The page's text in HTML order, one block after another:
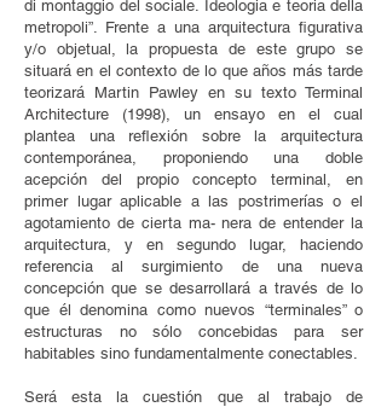
di montaggio del sociale. Ideologia e teoria della
metropoli”. Frente a una arquitectura figurativa
y/o objetual, la propuesta de este grupo se
situará en el contexto de lo que años más tarde
teorizará Martin Pawley en su texto Terminal
Architecture (1998), un ensayo en el cual
plantea una reflexión sobre la arquitectura
contemporánea, proponiendo una doble
acepción del propio concepto terminal, en
primer lugar aplicable a las postrimerías o el
agotamiento de cierta ma- nera de entender la
arquitectura, y en segundo lugar, haciendo
referencia al surgimiento de una nueva
concepción que se desarrollará a través de lo
que él denomina como nuevos “terminales” o
estructuras no sólo concebidas para ser
habitables sino fundamentalmente conectables.
Será esta la cuestión que al trabajo de